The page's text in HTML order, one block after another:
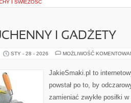
I ŚWIEŻOŚĆ
I GADŻETY
STY - 28 - 2026 MOŻLIWOŚĆ
JakieSmaki.pl to
powstał po to, by
zamieniać zwykłe posiłki